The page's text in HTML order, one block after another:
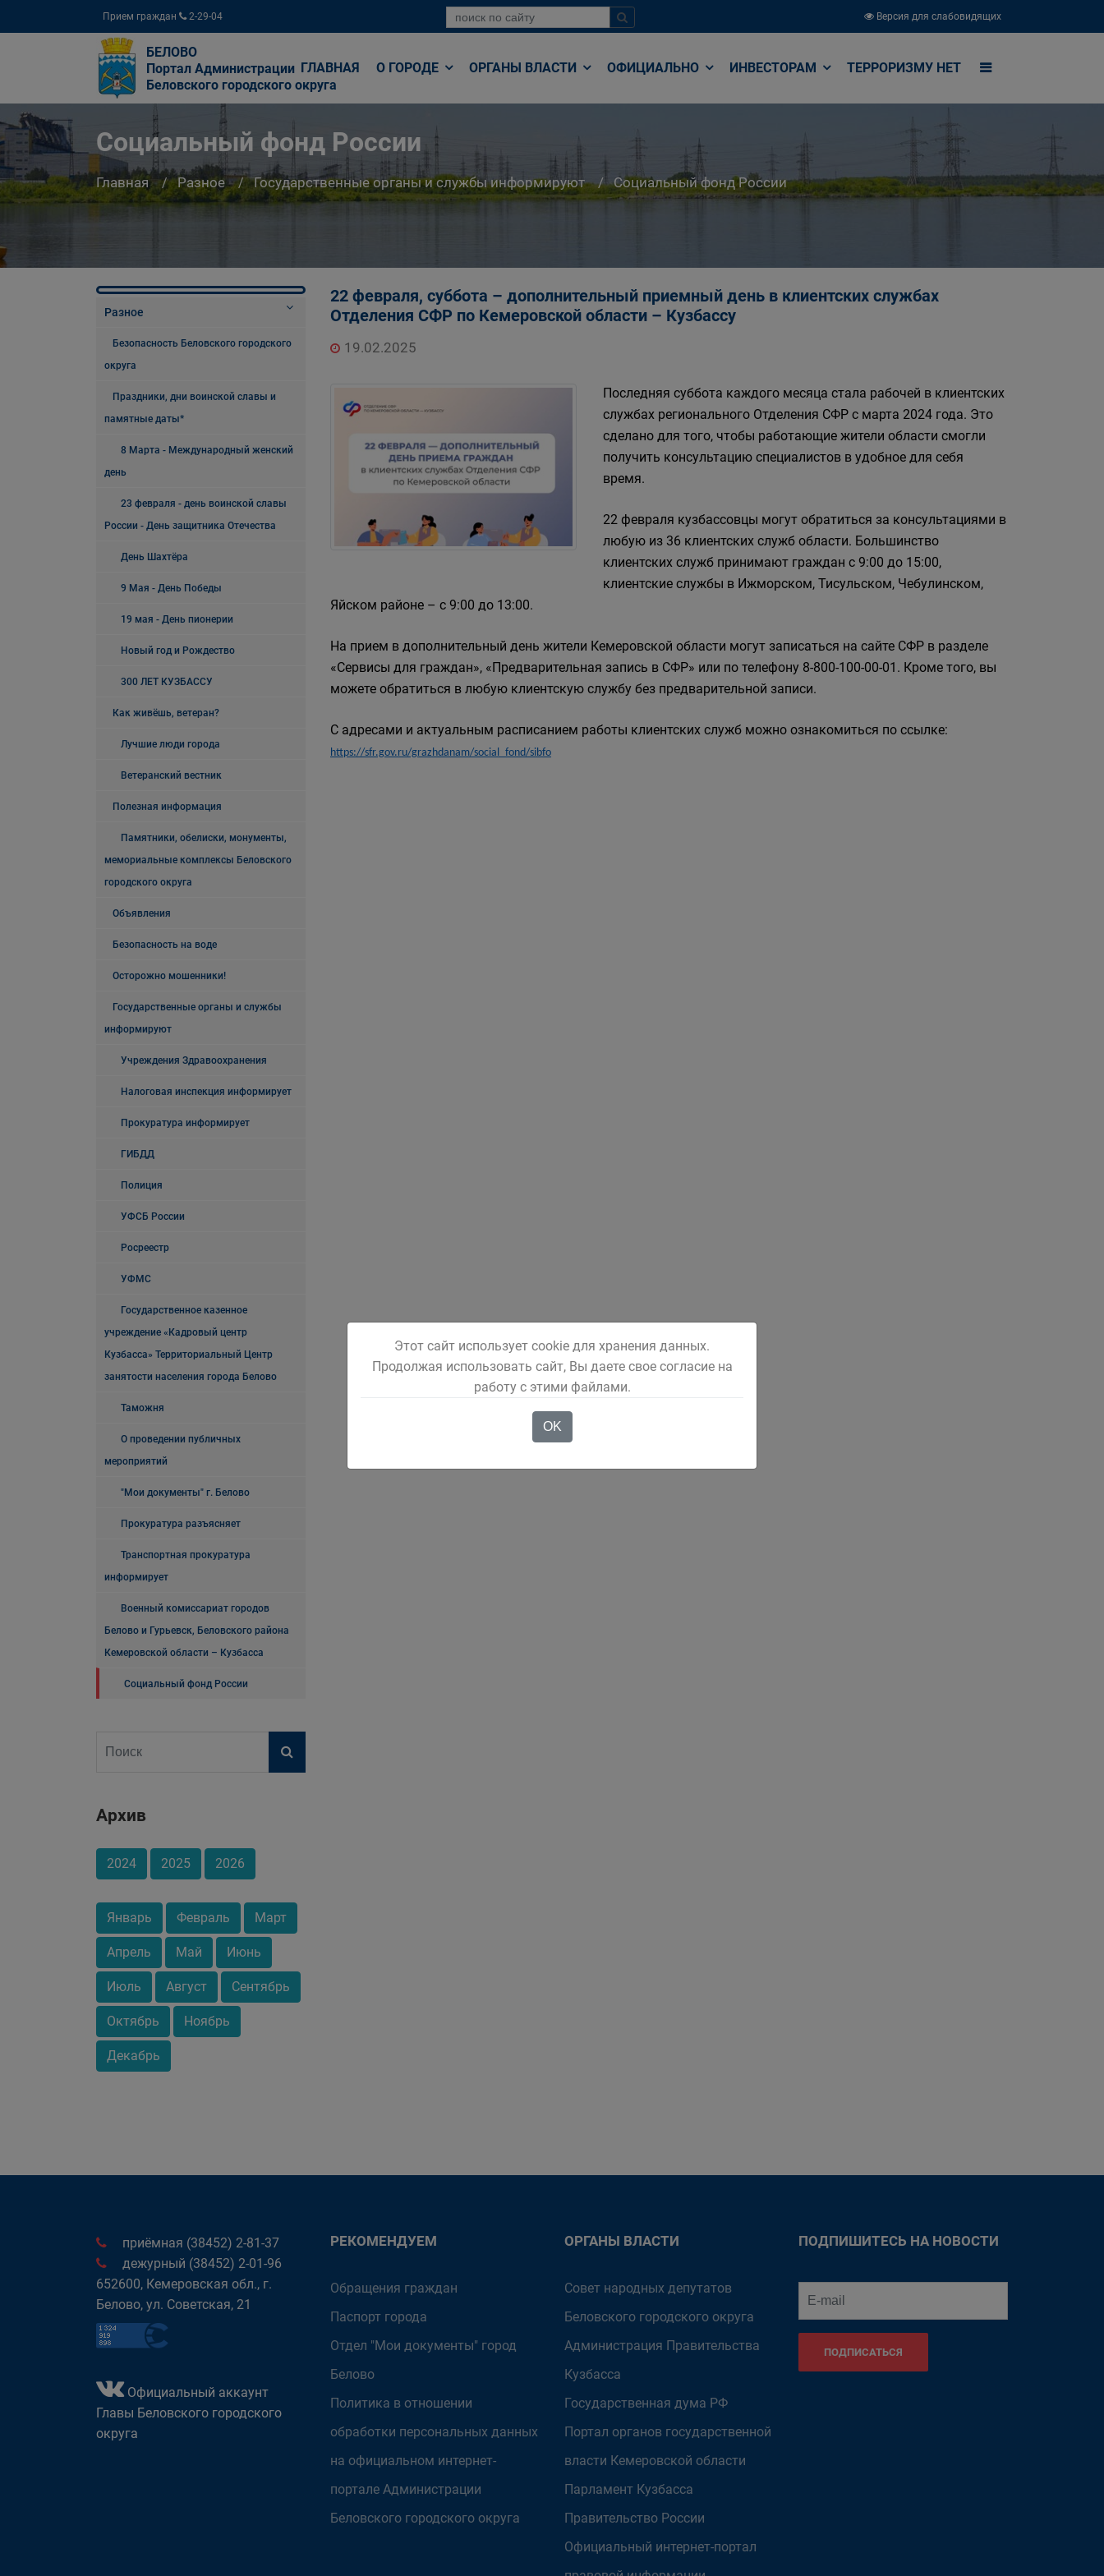
Прием граждан 2-29-04 Версия для слабовидящих
БЕЛОВО
Портал Администрации
Беловского городского округа
ГЛАВНАЯ О ГОРОДЕ ОРГАНЫ ВЛАСТИ ОФИЦИАЛЬНО ИНВЕСТОРАМ ТЕРРОРИЗМУ НЕТ
Социальный фонд России
Главная Разное Государственные органы и службы информируют Социальный фонд России
Разное
Безопасность Беловского городского
округа
Праздники, дни воинской славы и
памятные даты*
8 Марта - Международный женский
день
23 февраля - день воинской славы
России - День защитника Отечества
День Шахтёра
9 Мая - День Победы
19 мая - День пионерии
Новый год и Рождество
300 ЛЕТ КУЗБАССУ
Как живёшь, ветеран?
Лучшие люди города
Ветеранский вестник
Полезная информация
Памятники, обелиски, монументы,
мемориальные комплексы Беловского
городского округа
Объявления
Безопасность на воде
Осторожно мошенники!
Государственные органы и службы
информируют
Учреждения Здравоохранения
Налоговая инспекция информирует
Прокуратура информирует
ГИБДД
Полиция
УФСБ России
Росреестр
УФМС
Государственное казенное
учреждение «Кадровый центр
Кузбасса» Территориальный Центр
занятости населения города Белово
Таможня
О проведении публичных
мероприятий
"Мои документы" г. Белово
Прокуратура разъясняет
Транспортная прокуратура
информирует
Военный комиссариат городов
Белово и Гурьевск, Беловского района
Кемеровской области – Кузбасса
Социальный фонд России
Архив
2024 2025 2026
Январь Февраль Март
Апрель Май Июнь
Июль Август Сентябрь
Октябрь Ноябрь
Декабрь
22 февраля, суббота – дополнительный приемный день в клиентских службах
Отделения СФР по Кемеровской области – Кузбассу
19.02.2025
Последняя суббота каждого месяца стала рабочей в клиентских
службах регионального Отделения СФР с марта 2024 года. Это
сделано для того, чтобы работающие жители области смогли
получить консультацию специалистов в удобное для себя
время.
22 февраля кузбассовцы могут обратиться за консультациями в
любую из 36 клиентских служб области. Большинство
клиентских служб принимают граждан с 9:00 до 15:00,
клиентские службы в Ижморском, Тисульском, Чебулинском,
Яйском районе – с 9:00 до 13:00.
На прием в дополнительный день жители Кемеровской области могут записаться на сайте СФР в разделе
«Сервисы для граждан», «Предварительная запись в СФР» или по телефону 8-800-100-00-01. Кроме того, вы
можете обратиться в любую клиентскую службу без предварительной записи.
С адресами и актуальным расписанием работы клиентских служб можно ознакомиться по ссылке:
https://sfr.gov.ru/grazhdanam/social_fond/sibfo
приёмная (38452) 2-81-37
дежурный (38452) 2-01-96
652600, Кемеровская обл., г.
Белово, ул. Советская, 21
Официальный аккаунт
Главы Беловского городского
округа
РЕКОМЕНДУЕМ
Обращения граждан
Паспорт города
Отдел "Мои документы" город
Белово
Политика в отношении
обработки персональных данных
на официальном интернет-
портале Администрации
Беловского городского округа
ОРГАНЫ ВЛАСТИ
Совет народных депутатов
Беловского городского округа
Администрация Правительства
Кузбасса
Государственная дума РФ
Портал органов государственной
власти Кемеровской области
Парламент Кузбасса
Правительство России
Официальный интернет-портал
ПОДПИШИТЕСЬ НА НОВОСТИ
ПОДПИСАТЬСЯ
Этот сайт использует cookie для хранения данных.
Продолжая использовать сайт, Вы даете свое согласие на
работу с этими файлами.
OK